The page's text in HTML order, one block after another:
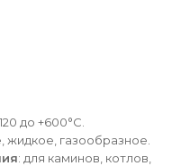
до +600°С.
жидкое, газообразное.
: для каминов, котлов,